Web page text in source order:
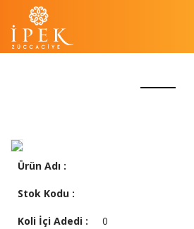
Ürün Adı :
Stok Kodu :
Koli İçi Adedi : 0